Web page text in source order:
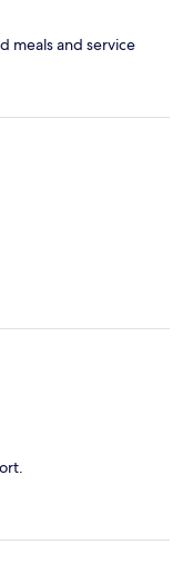
meals and service